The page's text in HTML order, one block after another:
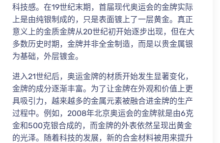
科技感。在19世纪末期，首届现代奥运会的金牌实际
上是由纯银制成的，只是表面镀上了一层黄金。真正
意义上的金质金牌从20世纪初开始逐步出现，但在大
多数历史时期，金牌并非全金制造，而是以贵金属银
为基础，外层镀金。
进入21世纪后，奥运金牌的材质开始发生显著变化，
金牌的成分逐渐丰富。为了让金牌在外观和价值上更
具吸引力，越来越多的金属元素被融合进金牌的生产
过程中。例如，2008年北京奥运会的金牌就是由6克
金和500克银合成的，而金牌的外表依然呈现出黄金
的光泽。随着科技的发展，新的合金材料被用来提升